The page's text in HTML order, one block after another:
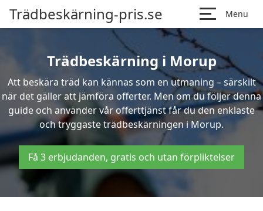
Trädbeskärning-pris.se Menu
Trädbeskärning i Morup
Att beskära träd kan kännas som en utmaning – särskilt
när det gäller att jämföra offerter. Men om du följer denna
guide och använder vår offerttjänst får du den enklaste
och tryggaste trädbeskärningen i Morup.
Få 3 erbjudanden, gratis och utan förpliktelser